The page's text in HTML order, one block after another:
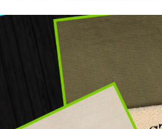
Kinderkamer
Katoen
Grootverbruik